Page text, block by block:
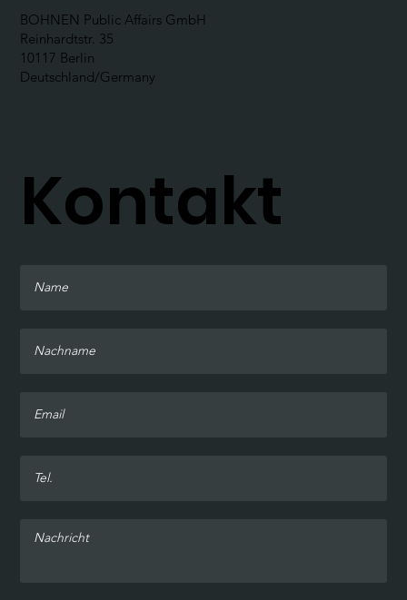
BOHNEN Public Affairs GmbH
Reinhardtstr. 35
10117 Berlin
Deutschland/Germany
Kontakt